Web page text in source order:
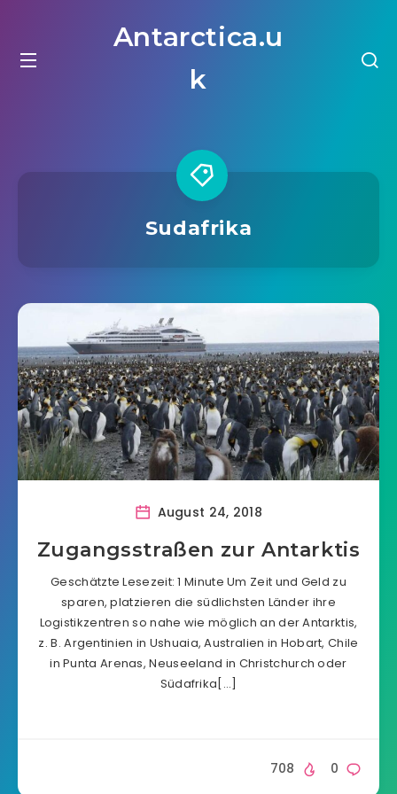
Antarctica.u
k
Sudafrika
August 24, 2018
Zugangsstraßen zur Antarktis
Geschätzte Lesezeit: 1 Minute Um Zeit und Geld zu
sparen, platzieren die südlichsten Länder ihre
Logistikzentren so nahe wie möglich an der Antarktis,
z. B. Argentinien in Ushuaia, Australien in Hobart, Chile
in Punta Arenas, Neuseeland in Christchurch oder
Südafrika[…]
0
708